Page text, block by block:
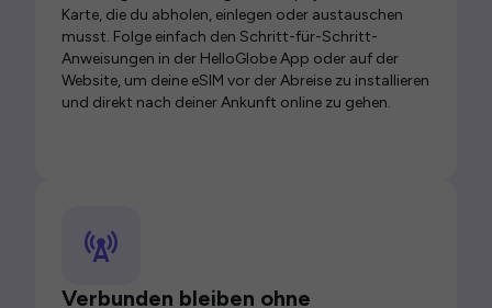
Karte, die du abholen, einlegen oder austauschen
musst. Folge einfach den Schritt-für-Schritt-
Anweisungen in der HelloGlobe App oder auf der
Website, um deine eSIM vor der Abreise zu installieren
und direkt nach deiner Ankunft online zu gehen.
Verbunden bleiben ohne